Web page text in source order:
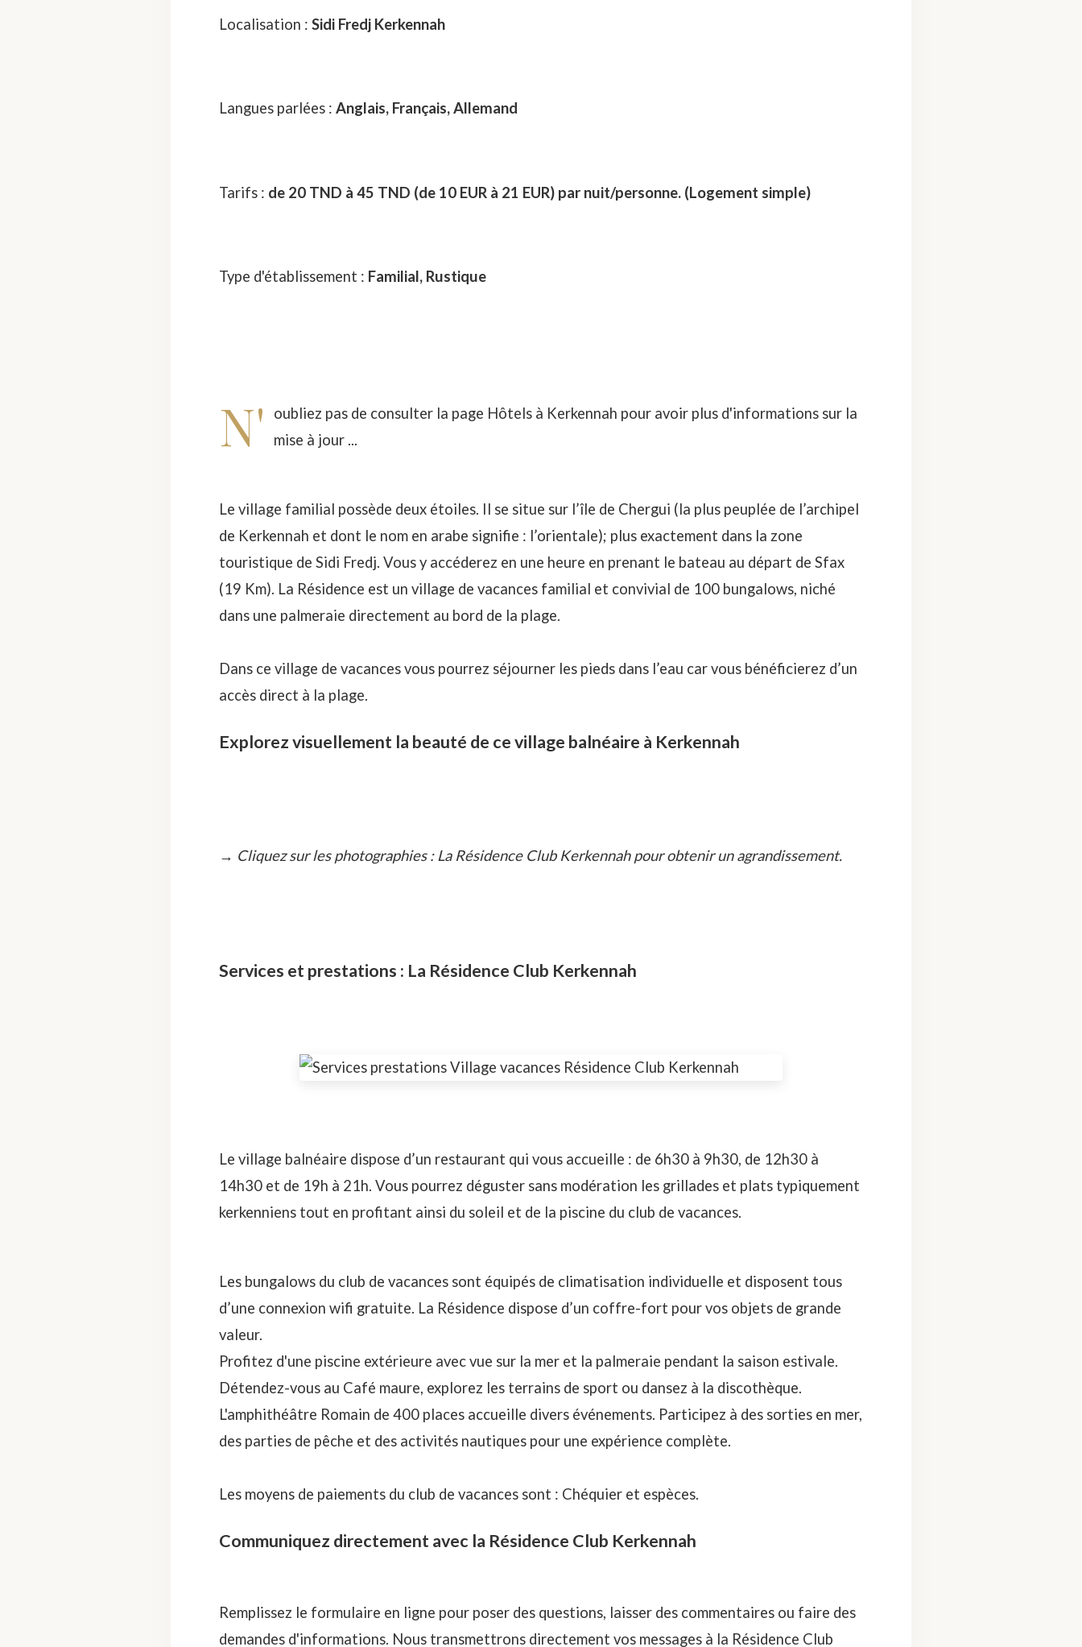
Localisation : Sidi Fredj Kerkennah
Langues parlées : Anglais, Français, Allemand
Tarifs : de 20 TND à 45 TND (de 10 EUR à 21 EUR) par nuit/personne. (Logement simple)
Type d'établissement : Familial, Rustique
N' oubliez pas de consulter la page Hôtels à Kerkennah pour avoir plus d'informations sur la
mise à jour ...
Le village familial possède deux étoiles. Il se situe sur l’île de Chergui (la plus peuplée de l’archipel
de Kerkennah et dont le nom en arabe signifie : l’orientale); plus exactement dans la zone
touristique de Sidi Fredj. Vous y accéderez en une heure en prenant le bateau au départ de Sfax
(19 Km). La Résidence est un village de vacances familial et convivial de 100 bungalows, niché
dans une palmeraie directement au bord de la plage.
Dans ce village de vacances vous pourrez séjourner les pieds dans l’eau car vous bénéficierez d’un
accès direct à la plage.
Explorez visuellement la beauté de ce village balnéaire à Kerkennah
→ Cliquez sur les photographies : La Résidence Club Kerkennah pour obtenir un agrandissement.
Services et prestations : La Résidence Club Kerkennah
Le village balnéaire dispose d’un restaurant qui vous accueille : de 6h30 à 9h30, de 12h30 à
14h30 et de 19h à 21h. Vous pourrez déguster sans modération les grillades et plats typiquement
kerkenniens tout en profitant ainsi du soleil et de la piscine du club de vacances.
Les bungalows du club de vacances sont équipés de climatisation individuelle et disposent tous
d’une connexion wifi gratuite. La Résidence dispose d’un coffre-fort pour vos objets de grande
valeur.
Profitez d'une piscine extérieure avec vue sur la mer et la palmeraie pendant la saison estivale.
Détendez-vous au Café maure, explorez les terrains de sport ou dansez à la discothèque.
L'amphithéâtre Romain de 400 places accueille divers événements. Participez à des sorties en mer,
des parties de pêche et des activités nautiques pour une expérience complète.
Les moyens de paiements du club de vacances sont : Chéquier et espèces.
Communiquez directement avec la Résidence Club Kerkennah
Remplissez le formulaire en ligne pour poser des questions, laisser des commentaires ou faire des
demandes d'informations. Nous transmettrons directement vos messages à la Résidence Club